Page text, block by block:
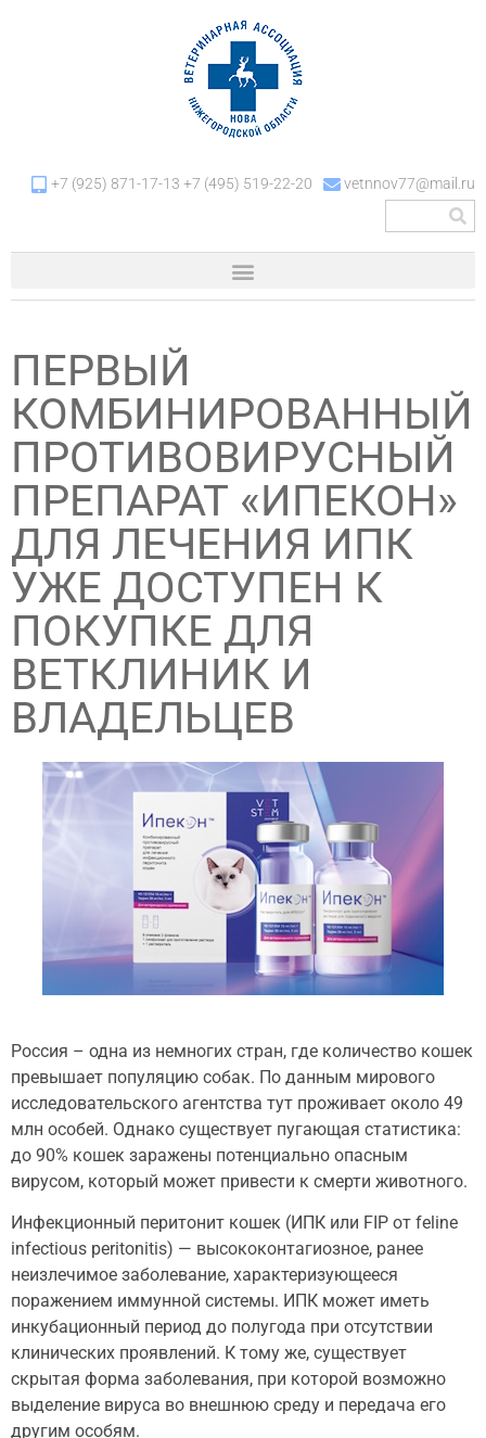
+7 (925) 871-17-13 +7 (495) 519-22-20 vetnnov77@mail.ru
ПЕРВЫЙ
КОМБИНИРОВАННЫЙ
ПРОТИВОВИРУСНЫЙ
ПРЕПАРАТ «ИПЕКОН»
ДЛЯ ЛЕЧЕНИЯ ИПК
УЖЕ ДОСТУПЕН К
ПОКУПКЕ ДЛЯ
ВЕТКЛИНИК И
ВЛАДЕЛЬЦЕВ
Россия – одна из немногих стран, где количество кошек
превышает популяцию собак. По данным мирового
исследовательского агентства тут проживает около 49
млн особей. Однако существует пугающая статистика:
до 90% кошек заражены потенциально опасным
вирусом, который может привести к смерти животного.
Инфекционный перитонит кошек (ИПК или FIP от feline
infectious peritonitis) — высококонтагиозное, ранее
неизлечимое заболевание, характеризующееся
поражением иммунной системы. ИПК может иметь
инкубационный период до полугода при отсутствии
клинических проявлений. К тому же, существует
скрытая форма заболевания, при которой возможно
выделение вируса во внешнюю среду и передача его
другим особям.